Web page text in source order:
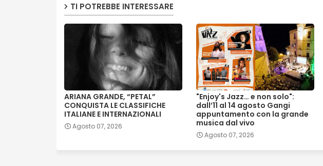
TI POTREBBE INTERESSARE
ARIANA GRANDE, “PETAL”
CONQUISTA LE CLASSIFICHE
ITALIANE E INTERNAZIONALI
Agosto 07, 2026
"Enjoy's Jazz… e non solo":
dall’11 al 14 agosto Gangi
appuntamento con la grande
musica dal vivo
Agosto 07, 2026